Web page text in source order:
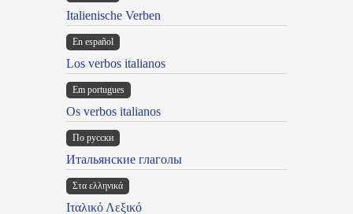
Italienische Verben
En español
Los verbos italianos
Em portugues
Os verbos italianos
По русски
Итальянские глаголы
Στα ελληνικά
Ιταλικό Λεξικό